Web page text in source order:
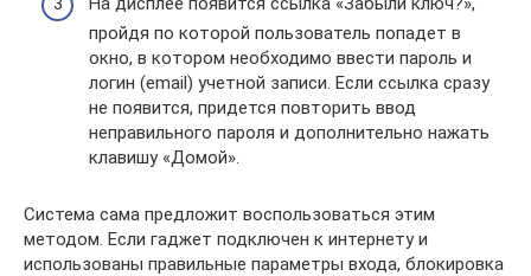
пройдя по которой пользователь попадет в
окно, в котором необходимо ввести пароль и
логин (email) учетной записи. Если ссылка сразу
не появится, придется повторить ввод
неправильного пароля и дополнительно нажать
клавишу «Домой».
Система сама предложит воспользоваться этим
методом. Если гаджет подключен к интернету и
использованы правильные параметры входа, блокировка